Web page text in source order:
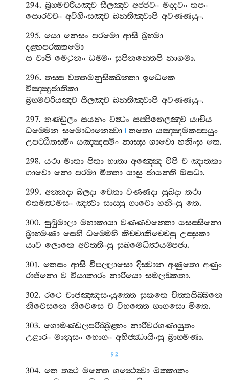
294.බ්‍රහ‍්මචරියඤ‍්ච සීලඤ‍්ච අජ‍්ජවං මද‍්දවං තපං
සොරච‍්චං අවිහිංසඤ‍්ච ඛන‍්තිඤ‍්චාපි අවණ‍්ණයුං.
295.යො නෙසං පරමො ආසි බ්‍රහ‍්මා
දළ‍්හපරක‍්කමො
ස චාපි මෙථුනං ධම‍්මං සුපිනන‍්තෙපි නාගමා.
296.තස‍්ස වත‍්තමනුසික‍්ඛන‍්තා ඉධෙකෙ
විඤ‍්ඤුජාතිකා
බ්‍රහ‍්මචරියඤ‍්ච සීලඤ‍්ච ඛන‍්තිඤ‍්චාපි අවණ‍්ණයුං.
297.තණ‍්ඩුලං සයනං වත්‍ථං සප‍්පිතෙලඤ‍්ච යාචිය
ධම‍්මෙන සමොධානෙත්‍වා 1 තතො යඤ‍්ඤමකප‍්පයුං
උපට‍්ඨිතස‍්මිං යඤ‍්ඤස‍්මිං නාස‍්සු ගාවො හනිංසු තෙ.
298.යථා මාතා පිතා භාතා අඤ‍්ඤෙ විපි ච ඤාතකා
ගාවො නො පරමා මිත‍්තා යාසු ජායන‍්ති ඔසධා.
299.අන‍්නදා බලදා චෙතා වණ‍්ණදා සුඛදා තථා
එතමත්‍ථමසං ඤත්‍වා සාස‍්සු ගාවො හනිංසු තෙ.
300.සුඛුමාලා මහාකායා වණ‍්ණවන‍්තො යසස‍්සිනො
බ්‍රාහ‍්මණා සෙහි ධම‍්මෙහි කිච‍්චාකිච‍්චෙසු උස‍්සුකා
යාව ලොකෙ අවත‍්තිංසු සුඛමෙධිත්‍ථයම‍්පජා.
301.තෙසං ආසි විපල‍්ලාසො දිස‍්වාන අණුතො අණුං
රාජිනො ව වියාකාරං නාරියො සමලඞ‍්කතා.
302.රථෙ චාජඤ‍්ඤසංයුත‍්තෙ සුකතෙ චිත‍්තසිබ‍්බනෙ
නිවෙසනෙ නිවෙසෙ ච විභත‍්තෙ භාගසො මිතෙ.
303.ගොමණ‍්ඩලපරිබ‍්බූළ‍්හං නාරීවරගණායුතං
උළාරං මානුසං භොගං අභිජ‍්ඣායිංසු බ්‍රාහ‍්මණා.
92
304.තෙ තත්‍ථ මන‍්තෙ ගන්‍ථෙත්‍වා ඔක‍්කාකං